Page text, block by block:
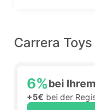
Carrera
6%bei
+5€ bei der